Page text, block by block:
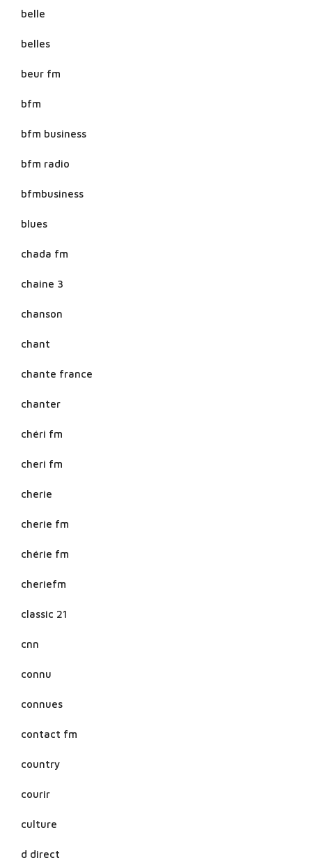
belle
belles
beur fm
bfm
bfm business
bfm radio
bfmbusiness
blues
chada fm
chaine 3
chanson
chant
chante france
chanter
chéri fm
cheri fm
cherie
cherie fm
chérie fm
cheriefm
classic 21
cnn
connu
connues
contact fm
country
courir
culture
d direct